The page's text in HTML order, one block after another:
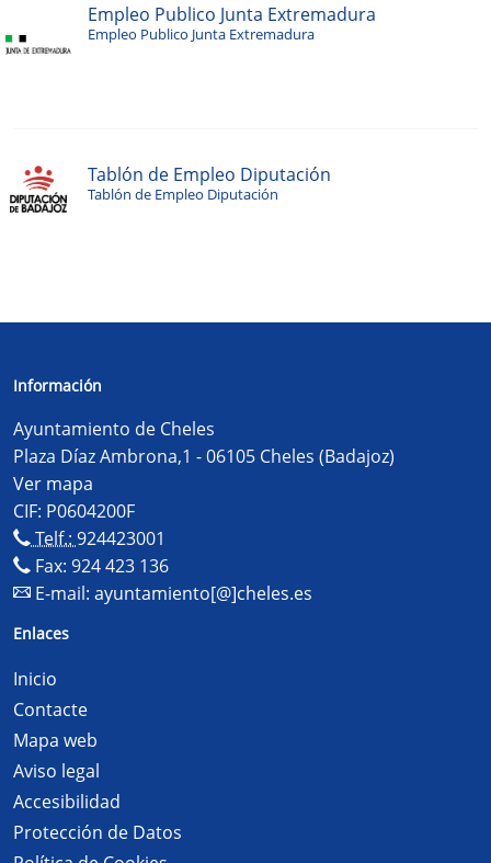
Empleo Publico Junta Extremadura
Empleo Publico Junta Extremadura
Tablón de Empleo Diputación
Tablón de Empleo Diputación
Información
Ayuntamiento de Cheles
Plaza Díaz Ambrona,1 - 06105 Cheles (Badajoz)
Ver mapa
CIF: P0604200F
Telf.: 924423001
Fax: 924 423 136
E-mail: ayuntamiento[@]cheles.es
Enlaces
Inicio
Contacte
Mapa web
Aviso legal
Accesibilidad
Protección de Datos